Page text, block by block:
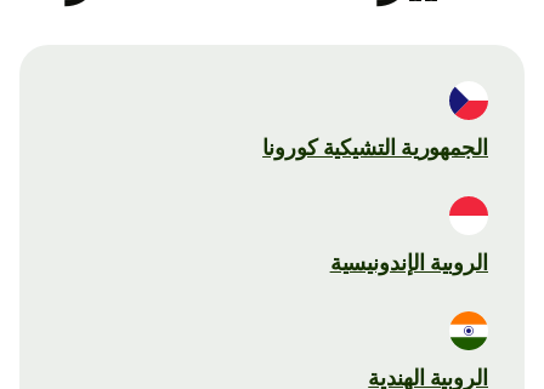
الجمهورية التشيكية كورونا
الروبية الإندونيسية
الروبية الهندية